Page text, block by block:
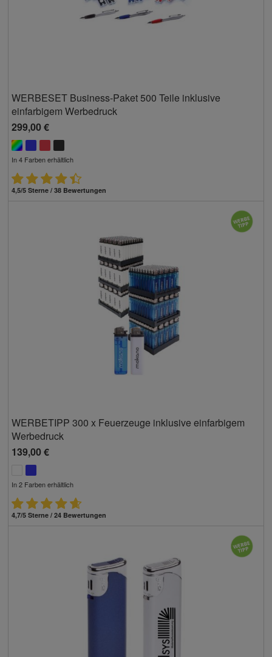
WERBESET Business-Paket 500 Teile inklusive
einfarbigem Werbedruck
299,00 €
In 4 Farben erhältlich
4,5/5 Sterne / 38 Bewertungen
WERBETIPP 300 x Feuerzeuge inklusive einfarbigem
Werbedruck
139,00 €
In 2 Farben erhältlich
4,7/5 Sterne / 24 Bewertungen